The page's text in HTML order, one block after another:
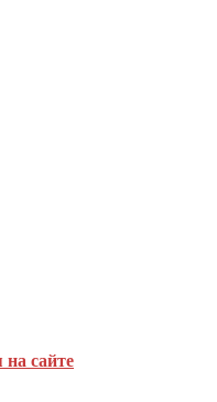
на сайте